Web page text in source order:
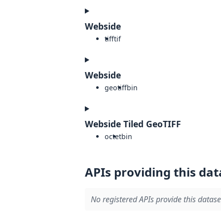
Webside
tifftif
Webside
geotiffbin
Webside Tiled GeoTIFF
octetbin
APIs providing this
No registered APIs provide this